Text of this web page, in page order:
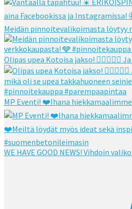
Meidän pinnoitevalikoimasta löytyy
Olipas upea Kotoisa jakso! 👌🏻👌🏻🧡
MP Eventi! ❤️Ihana
WE HAVE GOOD NEWS! Vihdoin